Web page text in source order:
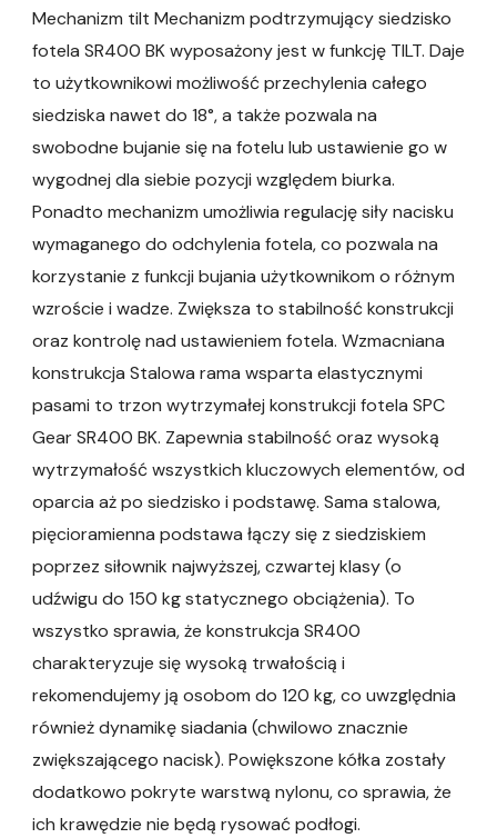
Mechanizm tilt Mechanizm podtrzymujący siedzisko
fotela SR400 BK wyposażony jest w funkcję TILT. Daje
to użytkownikowi możliwość przechylenia całego
siedziska nawet do 18°, a także pozwala na
swobodne bujanie się na fotelu lub ustawienie go w
wygodnej dla siebie pozycji względem biurka.
Ponadto mechanizm umożliwia regulację siły nacisku
wymaganego do odchylenia fotela, co pozwala na
korzystanie z funkcji bujania użytkownikom o różnym
wzroście i wadze. Zwiększa to stabilność konstrukcji
oraz kontrolę nad ustawieniem fotela. Wzmacniana
konstrukcja Stalowa rama wsparta elastycznymi
pasami to trzon wytrzymałej konstrukcji fotela SPC
Gear SR400 BK. Zapewnia stabilność oraz wysoką
wytrzymałość wszystkich kluczowych elementów, od
oparcia aż po siedzisko i podstawę. Sama stalowa,
pięcioramienna podstawa łączy się z siedziskiem
poprzez siłownik najwyższej, czwartej klasy (o
udźwigu do 150 kg statycznego obciążenia). To
wszystko sprawia, że konstrukcja SR400
charakteryzuje się wysoką trwałością i
rekomendujemy ją osobom do 120 kg, co uwzględnia
również dynamikę siadania (chwilowo znacznie
zwiększającego nacisk). Powiększone kółka zostały
dodatkowo pokryte warstwą nylonu, co sprawia, że
ich krawędzie nie będą rysować podłogi.